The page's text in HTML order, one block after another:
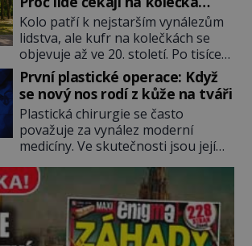
Manhattan ale […]
mají ale jednu nepříjemnou
vlastnost po chvíli se rozmáčejí a
nápoji dodávají travnatou příchuť.
Právě tahle drobná nepříjemnost
přivede amerického výrobce
cigaretových náustků k nápadu,
který změní způsob pití po celém
[…]
téměř pět tisíc let?
Kolo patří k nejstarším vynálezům
lidstva, ale kufr na kolečkách se
objevuje až ve 20. století. Po tisíce
let lidé vláčejí těžká zavazadla v
rukou, na zádech nebo je nakládají
na povozy. Stačí přitom jediný
nápad, připevnit ke kufru kolečka.
Jenže právě ten nikdo dlouho
nedostane. Až jednou se na letišti
ozve věta, která změní […]
První plastické operace: Když
se nový nos rodí z kůže na tváři
Plastická chirurgie se často
považuje za vynález moderní
medicíny. Ve skutečnosti jsou její
tisíce let. V dobách, kdy ještě
neexistují antibiotika ani anestezie,
se odvážní lékaři pokoušejí vracet
lidem tváře znetvořené válkou,
tresty nebo nehodami. Jejich